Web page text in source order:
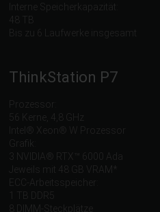
Interne Speicherkapazität:
48 TB
Bis zu 6 Laufwerke insgesamt
ThinkStation P7
Prozessor:
56 Kerne, 4,8 GHz
Intel® Xeon® W Prozessor
Grafik:
3 NVIDIA® RTX™ 6000 Ada
Jeweils mit 48 GB VRAM*
ECC-Arbeitsspeicher:
1 TB DDR5
8 DIMM-Steckplätze